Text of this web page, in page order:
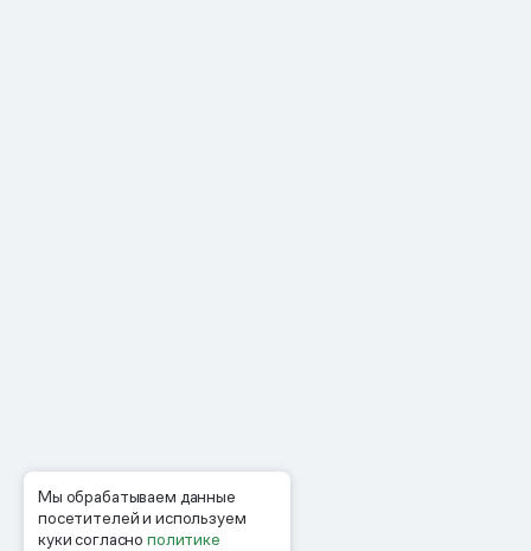
Мы обрабатываем данные
посетителей и используем
куки согласнополитике